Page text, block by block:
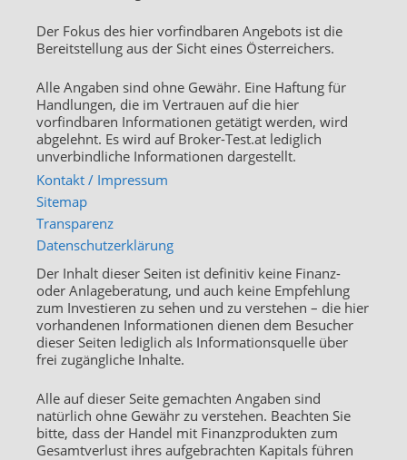
Der Fokus des hier vorfindbaren Angebots ist die
Bereitstellung aus der Sicht eines Österreichers.
Alle Angaben sind ohne Gewähr. Eine Haftung für
Handlungen, die im Vertrauen auf die hier
vorfindbaren Informationen getätigt werden, wird
abgelehnt. Es wird auf Broker-Test.at lediglich
unverbindliche Informationen dargestellt.
Kontakt / Impressum
Sitemap
Transparenz
Datenschutzerklärung
Der Inhalt dieser Seiten ist definitiv keine Finanz-
oder Anlageberatung, und auch keine Empfehlung
zum Investieren zu sehen und zu verstehen – die hier
vorhandenen Informationen dienen dem Besucher
dieser Seiten lediglich als Informationsquelle über
frei zugängliche Inhalte.
Alle auf dieser Seite gemachten Angaben sind
natürlich ohne Gewähr zu verstehen. Beachten Sie
bitte, dass der Handel mit Finanzprodukten zum
Gesamtverlust ihres aufgebrachten Kapitals führen